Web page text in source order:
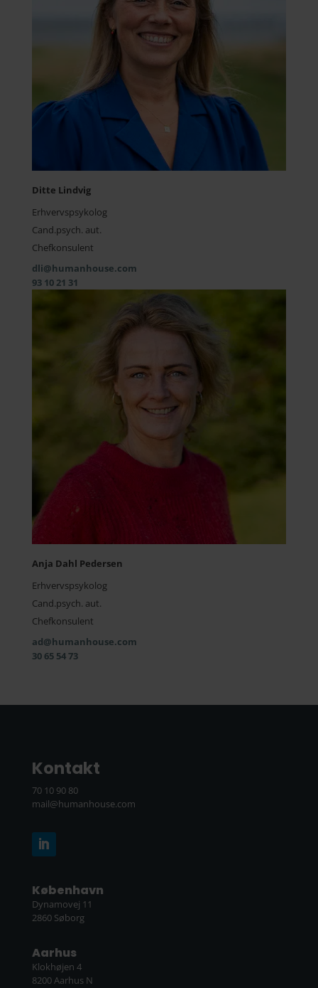
Anja Dahl Pedersen
Erhvervspsykolog
Cand.psych. aut.
Chefkonsulent
ad@humanhouse.com
30 65 54 73
Ditte Lindvig
Erhvervspsykolog
Cand.psych. aut.
Chefkonsulent
dli@humanhouse.com
93 10 21 31
Kontakt
70 10 90 80
mail@humanhouse.com
København
Dynamovej 11
2860 Søborg
Aarhus
Klokhøjen 4
8200 Aarhus N